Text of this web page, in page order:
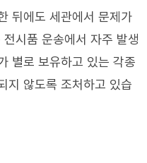
뒤에도 세관에서 문제가
시품 운송에서 자주 발생
별로 보유하고 있는 각종
지 않도록 조처하고 있습